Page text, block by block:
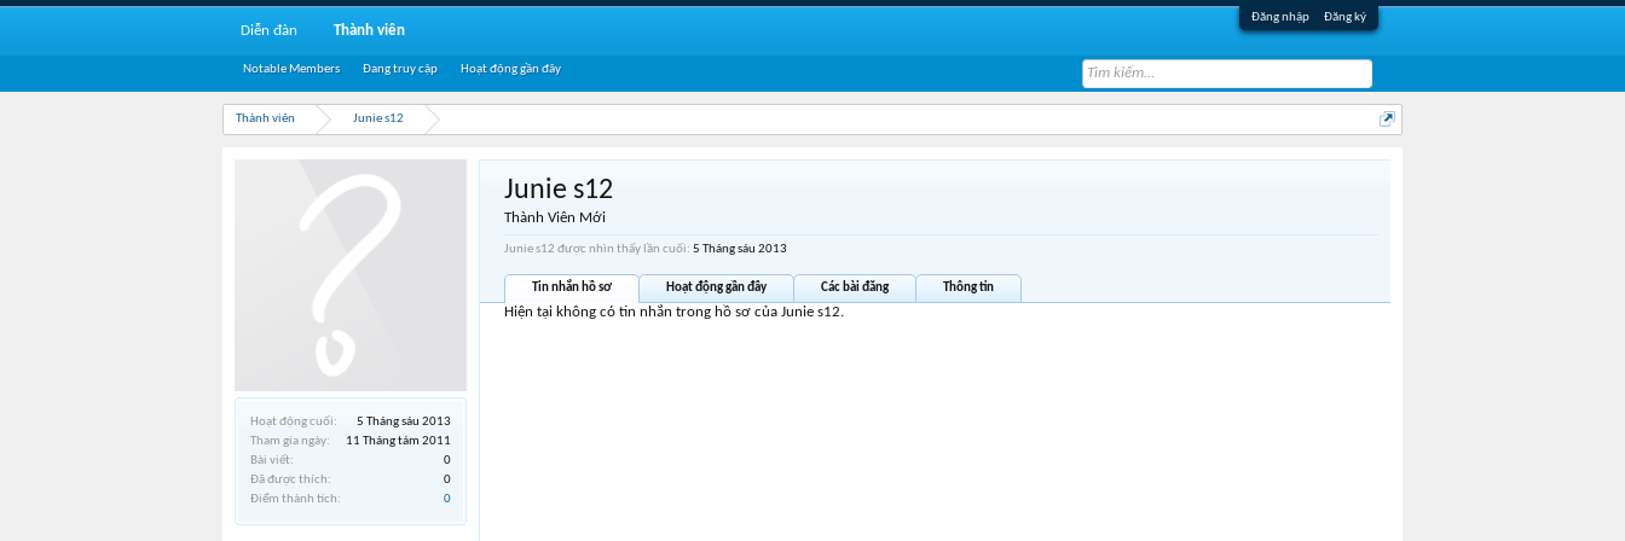
Đăng nhập Đăng ký
Thành viên Junie s12
Hoạt động cuối:
5 Tháng sáu 2013
Tham gia ngày:
11 Tháng tám 2011
Bài viết:
0
Đã được thích:
0
Điểm thành tích:
0
Junie s12
Thành Viên Mới
Junie s12 được nhìn thấy lần cuối: 5 Tháng sáu 2013
Tin nhắn hồ sơ Hoạt động gần đây Các bài đăng Thông tin
Hiện tại không có tin nhắn trong hồ sơ của Junie s12.
Diễn đàn Thành viên
Notable Members Đang truy cập Hoạt động gần đây